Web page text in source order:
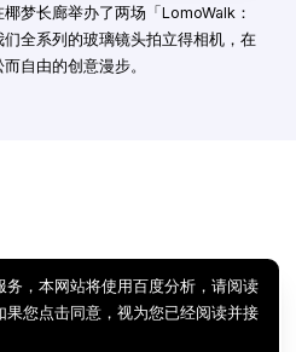
梦长廊举办了两场「LomoWalk：
全系列的玻璃镜头拍立得相机，在
自由的创意漫步。
，本网站将使用百度分析，请阅读
果您点击同意，视为您已经阅读并接